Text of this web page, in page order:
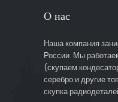
О нас
Наша компания
России. Мы
(скупаем
серебро и другие
скупка